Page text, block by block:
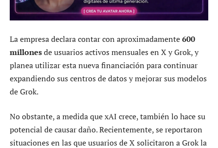
La empresa declara contar con aproximadamente600
millonesde usuarios activos mensuales en X y Grok, y
planea utilizar esta nueva financiación para continuar
expandiendo sus centros de datos y mejorar sus modelos
de Grok.
No obstante, a medida que xAI crece, también lo hace su
potencial de causar daño. Recientemente, se reportaron
situaciones en las que usuarios de X solicitaron a Grok la